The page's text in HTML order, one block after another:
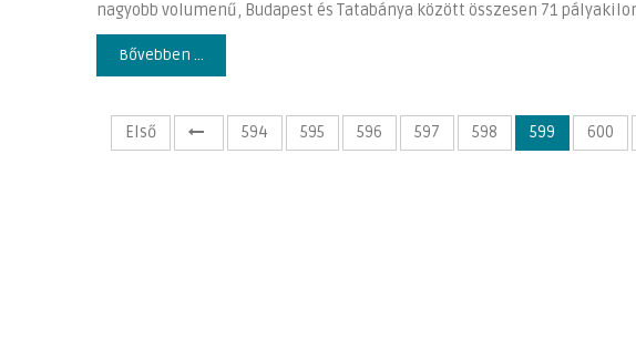
nagyobb volumenű, Budapest és Tatabánya között összesen 71
Bővebben ...
Első
594 595 596 597 598 599 600